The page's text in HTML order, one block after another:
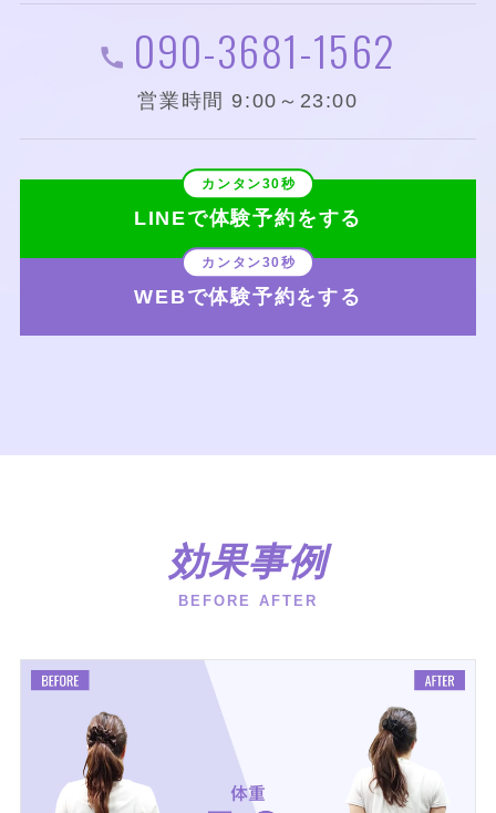
090-3681-1562
営業時間 9:00～23:00
LINEで体験予約をする
WEBで体験予約をする
効果事例
BEFORE AFTER